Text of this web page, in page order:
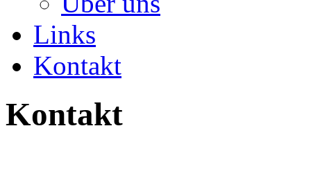
Links
Kontakt
Kontakt